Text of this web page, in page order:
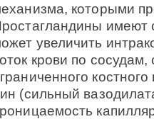
которыми
увеличить
крови по
(сильный